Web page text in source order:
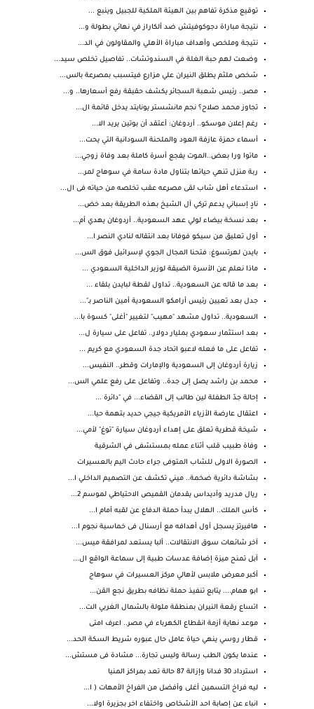
توقيع مذكرة تفاهم بين الهيئة الملكية للجبيل وينبع ...
نتيجة مباراة دجوكوفيتش ضد ألكاراز في نهائي بطولة و...
نتيجة وملخص وأهداف مباراة الأهلي والمقاولون في الد...
وضعت لهم حبة الغلة في السندوتشات.. تفاصيل تخلص سيد...
شخص ملثم يطلق النيران علي مزارع فيتسبب بمصرعة بالس...
مصر.. رئيس شعبة السجائر يكشف حقيقة رفع أسعارها.. و...
تجاوز محمد صلاح؟ نجم مانشستر يونايتد يدخل قائمة ال...
رغم إعلان موسكو.. أردوغان: أعتقد أن بوتين يريد الا...
أسماء حمزة عازفة العود والملحنة السودانية التي يحت...
ماتوا ورا بعض..الموت يفجع أسرة كاملة بعد وفاة زوجي...
ربة منزل تنهي حياتها بتناول مادة سامة في سوهاج لمر...
استدعاء أهل شاب لقى مصرعه عقب تخلصه من حياته فى ال...
نادٍ إسباني يدعم تركي آل الشيخ بهذه الطريقة بعد خض...
بعد نسخة بيضاء لولي عهد السعودية.. أردوغان يهدي أم...
أول تعليق من سيكو فوفانا بعد انتقاله لنادي النصر ا...
بايدن لهرتسوغ: فتحنا المجال الجوي لإسرائيل فوق الس...
ماذا نعلم عن الأسرة الضيقة لوزير الداخلية السعودي ...
بعد ما قاله عن السعودية.. تداول لقطة لبايدن بلقاء ...
جدل بعد تعيين رئيس أرامكو السعودية أمين الناصر بـ"...
السعودية.. تداول مشهد "مهيب" لتغيير "أغلى" كسوة با...
بعد استثمار سعودي بمليار دولار.. تفاعل على سيارة ل...
تفاعل على ما فعله لاعبو اتحاد جدة السعودي مع كريم ...
زيارة أردوغان إلى السعودية والإمارات وقطر.. النفيس...
محمد بن راشد يصل إلى جدة.. وتفاعل على رفع علمي الس...
إحالة جدّ الطفلة لين طالب إلى القضاء... في "دائرة ...
اعتقال عارضة الأزياء الأمريكية جيجي حديد بتهمة حيا...
شيخة قطرية تعلق على إهداء أردوغان سيارة "توغ" لأمي...
وفاة طبيب قلب أثناء عمله بمستشفى في الشرقية
الصورة الاولى للشاب المتوفى جراء حادث اليم بالعسيرات
بشاشة دائرية ضخمة.. ميني تكشف عن التصميم الداخلي ا...
ريال مدريد وأديداس يقدمان القميص الاحتياطي لموسم 2...
كأس الملك.. الهلال يبدأ حملة الدفاع عن لقبه أمام ا...
هافيرتز يسجل أول أهدافه مع أرسنال فى خماسية نجوم ا...
آخر شائعات سوق الانتقالات.. ألبا يستعد لمرافقة ميس...
آبل تمنح ميزة إضافة عدسات طبية إلى سماعة الواقع ال...
أكبر معرض ملابس لأهالي مركز العسيرات في سوهاج
ابو همام.... يتابع تنفيذ حملة نظافه بطريق نجع القن...
اتساع رقعة النيران بمنطقة ملولة بالشمال الغربي الت...
موعد نهاية أزمة انقطاع الكهرباء في مصر.. اعرف امتى
قطار روسي ينهي حياة عامل حال عبوره شريط السكة الحد...
عندما يكون الطب رسالة وليس تجارة... مشادة فى مستش...
استرداد 30 فدانا وإزالة 87 حالة تعد بمراكز المنيا
ليه فراخ التسمين أغلى وأفضل من الفراخ الأمهات ( ا...
انباء عن إصابة احد الأشخاص واختفاء اخر بجزيرة اولا...